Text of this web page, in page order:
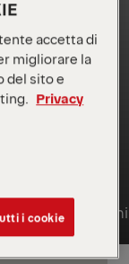
come
scelga una gru
o un
una
e un solido
sicurezza in ogni
accetta di
migliorare la
del sito e
Privacy
i cookie